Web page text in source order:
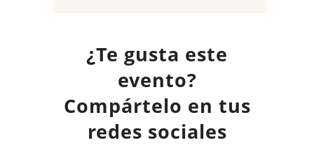
¿Te gusta este
evento?
Compártelo en tus
redes sociales